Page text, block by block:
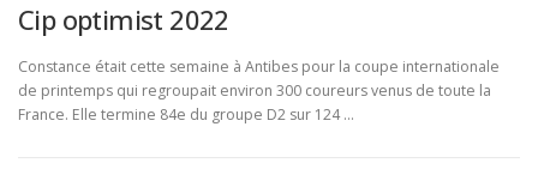
Cip optimist 2022
Constance était cette semaine à Antibes pour la coupe internationale
de printemps qui regroupait environ 300 coureurs venus de toute la
France. Elle termine 84e du groupe D2 sur 124 …